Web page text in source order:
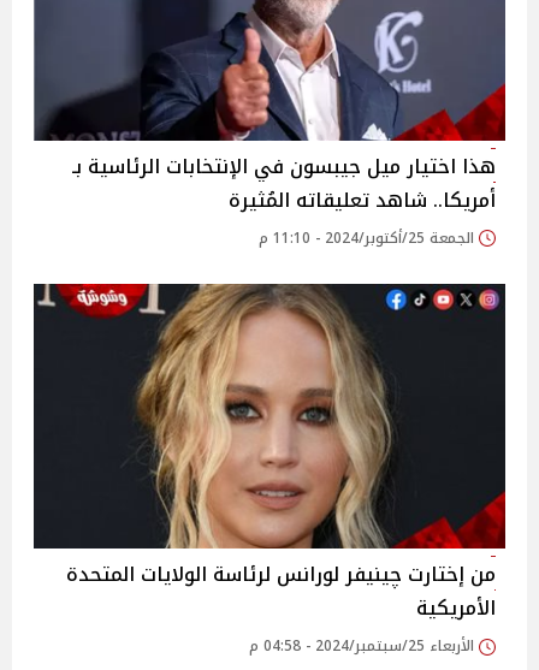
هذا اختيار ميل جيبسون في الإنتخابات الرئاسية بـ
أمريكا.. شاهد تعليقاته المُثيرة
الجمعة 25/أكتوبر/2024 - 11:10 م
من إختارت چينيفر لورانس لرئاسة الولايات المتحدة
الأمريكية
الأربعاء 25/سبتمبر/2024 - 04:58 م